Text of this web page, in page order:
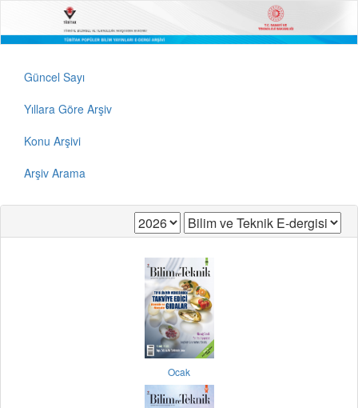
Güncel Sayı
Yıllara Göre Arşiv
Konu Arşivi
Arşiv Arama
Ocak